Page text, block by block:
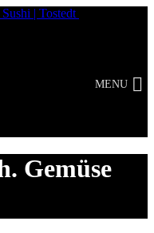
MENU
Gemüse